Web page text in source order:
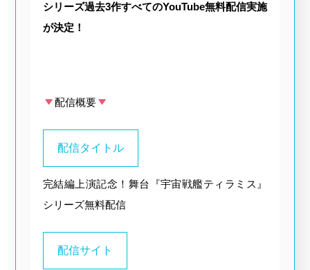
シリーズ過去3作すべてのYouTube無料配信実施
が決定！
配信概要
配信タイトル
完結編上演記念！舞台『宇宙戦艦ティラミス』
シリーズ無料配信
配信サイト